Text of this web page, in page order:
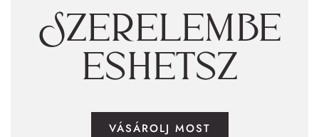
Szerelembe
eshetsz
VÁSÁROLJ MOST